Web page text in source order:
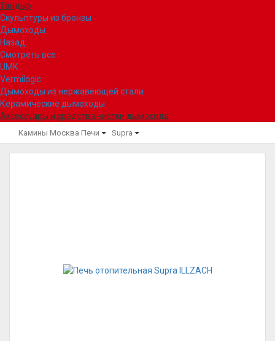
Тандыр
Скульптуры из бронзы
Дымоходы
Назад
Смотреть все
UMK
Vermilogic
Дымоходы из нержавеющей стали
Керамические дымоходы
Аксессуары и средства чистки дымохода
Камины Москва Печи Supra